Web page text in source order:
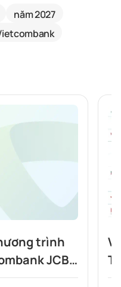
năm 2027
trình
JCB,